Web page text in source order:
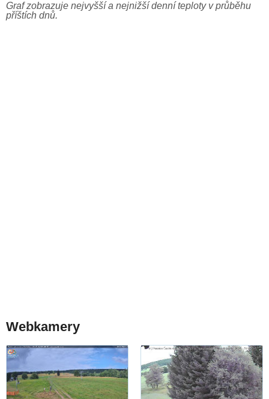
Graf zobrazuje nejvyšší a nejnižší denní teploty v průběhu
příštích dnů.
Webkamery